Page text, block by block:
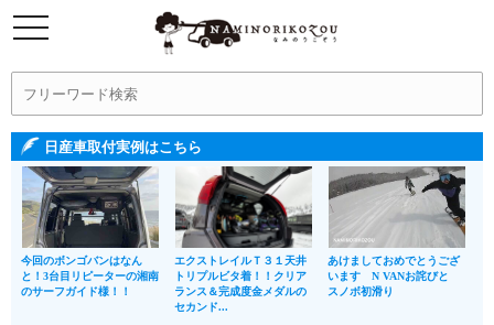
日産車取付実例はこちら
今回のボンゴバンはなん
と！3台目リピーターの湘南
のサーフガイド様！！
エクストレイルＴ３１天井
トリプルビタ着！！クリア
ランス＆完成度金メダルの
セカンド...
あけましておめでとうござ
います N VANお詫びと
スノボ初滑り